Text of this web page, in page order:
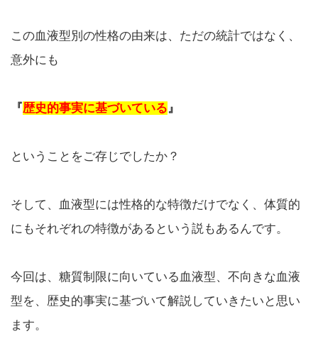
この血液型別の性格の由来は、ただの統計ではなく、
意外にも
『歴史的事実に基づいている』
ということをご存じでしたか？
そして、血液型には性格的な特徴だけでなく、体質的
にもそれぞれの特徴があるという説もあるんです。
今回は、糖質制限に向いている血液型、不向きな血液
型を、歴史的事実に基づいて解説していきたいと思い
ます。